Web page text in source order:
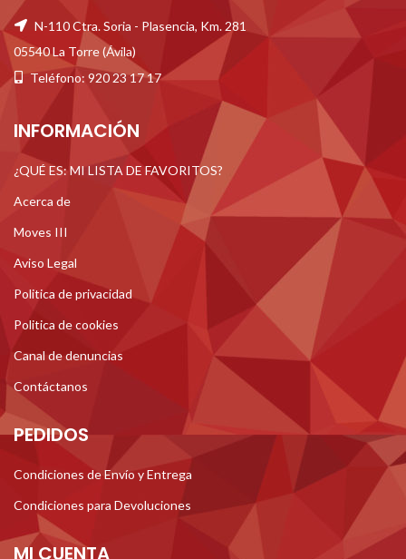
N-110 Ctra. Soria - Plasencia, Km. 281
05540 La Torre (Ávila)
Teléfono: 920 23 17 17
INFORMACIÓN
¿QUÉ ES: MI LISTA DE FAVORITOS?
Acerca de
Moves III
Aviso Legal
Politica de privacidad
Politica de cookies
Canal de denuncias
Contáctanos
PEDIDOS
Condiciones de Envío y Entrega
Condiciones para Devoluciones
MI CUENTA